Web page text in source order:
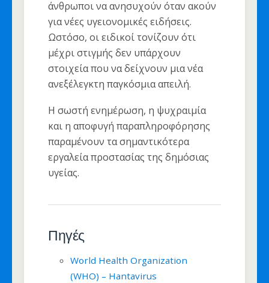
άνθρωποι να ανησυχούν όταν ακούν
για νέες υγειονομικές ειδήσεις.
Ωστόσο, οι ειδικοί τονίζουν ότι
μέχρι στιγμής δεν υπάρχουν
στοιχεία που να δείχνουν μια νέα
ανεξέλεγκτη παγκόσμια απειλή.
Η σωστή ενημέρωση, η ψυχραιμία
και η αποφυγή παραπληροφόρησης
παραμένουν τα σημαντικότερα
εργαλεία προστασίας της δημόσιας
υγείας.
Πηγές
World Health Organization
(WHO) – Hantavirus